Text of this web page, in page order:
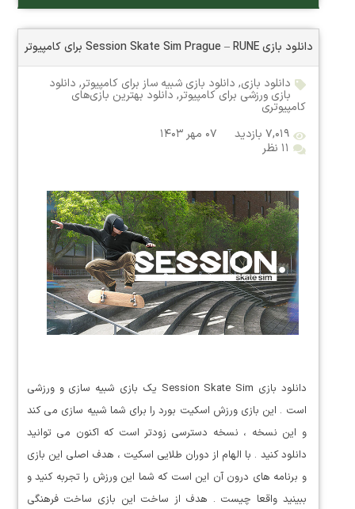
دانلود بازی Session Skate Sim Prague – RUNE برای کامپیوتر
دانلود بازی, دانلود بازی شبیه ساز برای کامپیوتر, دانلود
بازی ورزشی برای کامپیوتر, دانلود بهترین بازی‌های
کامپیوتری
۷,۰۱۹ بازدید
۰۷ مهر ۱۴۰۳
۱۱ نظر
دانلود بازی Session Skate Sim یک بازی شبیه سازی و ورزشی
است . این بازی ورزش اسکیت بورد را برای شما شبیه سازی می کند
و این نسخه ، نسخه دسترسی زودتر است که اکنون می توانید
دانلود کنید . با الهام از دوران طلایی اسکیت ، هدف اصلی این بازی
و برنامه های درون آن این است که شما این ورزش را تجربه کنید و
ببینید واقعا چیست . هدف از ساخت این بازی ساخت فرهنگی